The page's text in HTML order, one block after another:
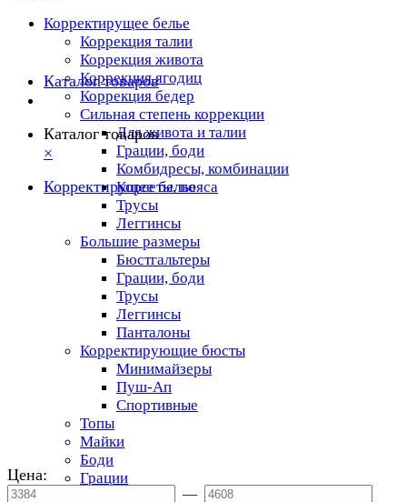
Корректирущее белье
Коррекция талии
Коррекция живота
Коррекция ягодиц
Коррекция бедер
Сильная степень коррекции
Для живота и талии
Грации, боди
Комбидресы, комбинации
Корсеты, пояса
Трусы
Леггинсы
Большие размеры
Бюстгальтеры
Грации, боди
Трусы
Леггинсы
Панталоны
Корректирующие бюсты
Минимайзеры
Пуш-Ап
Спортивные
Топы
Майки
Боди
Грации
Каталог товаров
Каталог товаров
×
Корректирущее белье
Цена:
—